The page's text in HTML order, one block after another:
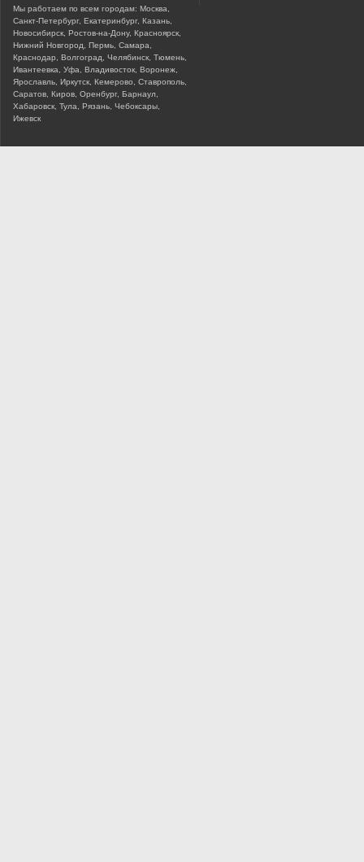
Мы работаем по всем городам: Москва,
Санкт-Петербург, Екатеринбург, Казань,
Новосибирск, Ростов-на-Дону, Красноярск,
Нижний Новгород, Пермь, Самара,
Краснодар, Волгоград, Челябинск, Тюмень,
Ивантеевка, Уфа, Владивосток, Воронеж,
Ярославль, Иркутск, Кемерово, Ставрополь,
Саратов, Киров, Оренбург, Барнаул,
Хабаровск, Тула, Рязань, Чебоксары,
Ижевск